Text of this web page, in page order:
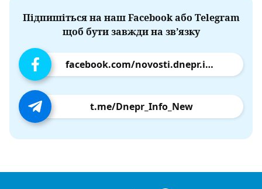
Підпишіться на наш Facebook або Telegram
щоб бути завжди на зв’язку
facebook.com/novosti.dnepr.info
t.me/Dnepr_Info_New